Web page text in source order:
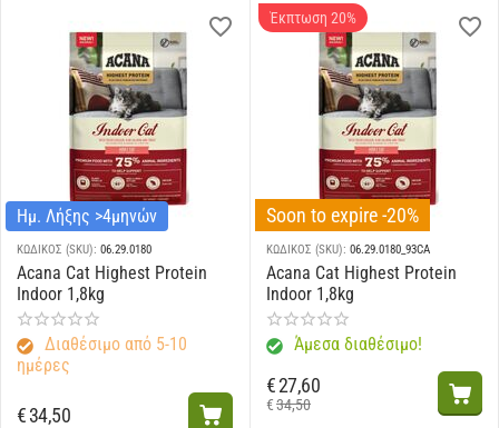
Ημ. Λήξης >4μηνών
ΚΩΔΙΚΟΣ (SKU): 06.29.0180
Acana Cat Highest Protein
Indoor 1,8kg
Διαθέσιμο από 5-10
ημέρες
€34,50
Έκπτωση 20%
Soon to expire -20%
ΚΩΔΙΚΟΣ (SKU): 06.29.0180_93CA
Acana Cat Highest Protein
Indoor 1,8kg
Άμεσα διαθέσιμο!
€34,50
€27,60